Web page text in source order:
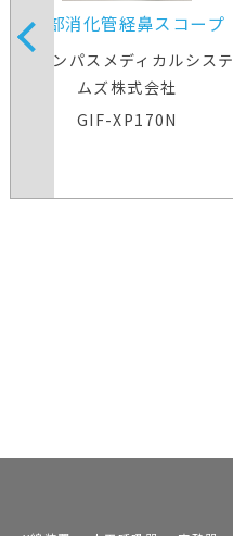
上部消化管経鼻スコープ
オリンパスメディカルシステ
ムズ株式会社
GIF-XP170N